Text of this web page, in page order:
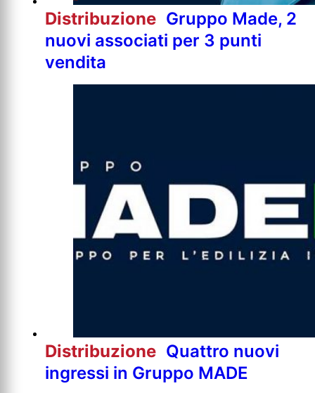
Distribuzione Gruppo Made, 2
nuovi associati per 3 punti
vendita
Distribuzione Quattro nuovi
ingressi in Gruppo MADE